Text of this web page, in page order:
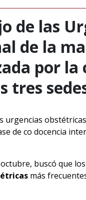
de las
de la
por
tres
de co docencia
buscó que
más